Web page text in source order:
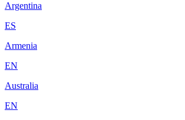
Argentina
ES
Armenia
EN
Australia
EN